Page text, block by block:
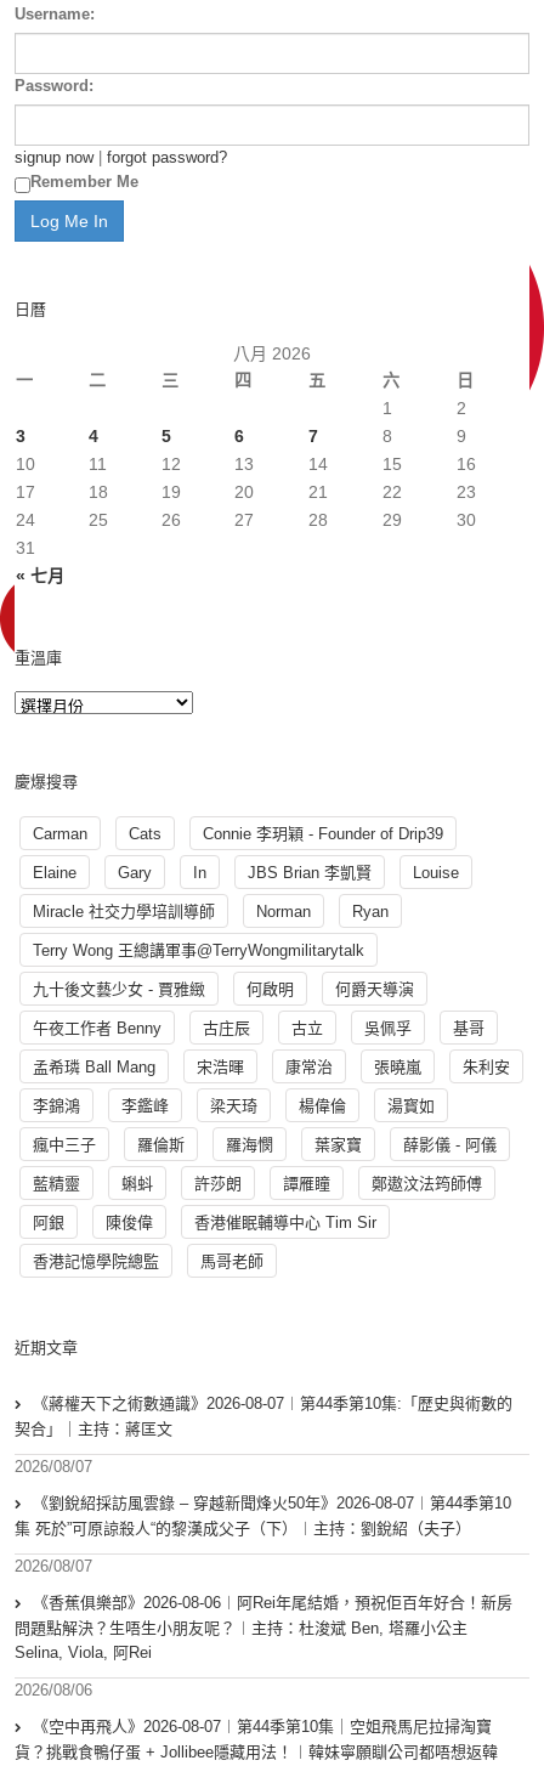
Username:
Password:
signup now| forgot password?
Remember Me
日曆
八月 2026
一
二 三 四 五 六 日
« 七月
1
2
3
4 5 6 7 8
9
10
11 12 13 14 15
16
17
18 19 20 21 22
23
24
25 26 27 28 29
30
31
重溫庫
慶爆搜尋
Carman Cats Connie 李玥穎 - Founder of Drip39
Elaine Gary In JBS Brian 李凱賢 Louise
Miracle 社交力學培訓導師 Norman Ryan
Terry Wong 王總講軍事@TerryWongmilitarytalk
九十後文藝少女 - 賈雅緻 何啟明 何爵天導演
午夜工作者 Benny 古庄辰 古立 吳佩孚 基哥
孟希璘 Ball Mang 宋浩暉 康常治 張曉嵐 朱利安
李錦鴻 李鑑峰 梁天琦 楊偉倫 湯寳如
瘋中三子 羅倫斯 羅海憫 葉家寶 薛影儀 - 阿儀
藍精靈 蝌蚪 許莎朗 譚雁瞳 鄭遨汶法筠師傅
阿銀 陳俊偉 香港催眠輔導中心 Tim Sir
香港記憶學院總監 馬哥老師
近期文章
《蔣權天下之術數通識》2026-08-07︱第44季第10集:「歴史與術數的
契合」｜主持：蔣匡文
2026/08/07
《劉銳紹採訪風雲錄 – 穿越新聞烽火50年》2026-08-07︱第44季第10
集 死於”可原諒殺人“的黎漢成父子（下）︱主持：劉銳紹（夫子）
2026/08/07
《香蕉俱樂部》2026-08-06︱阿Rei年尾結婚，預祝佢百年好合！新房
問題點解決？生唔生小朋友呢？︱主持：杜浚斌 Ben, 塔羅小公主
Selina, Viola, 阿Rei
2026/08/06
《空中再飛人》2026-08-07︱第44季第10集｜空姐飛馬尼拉掃淘寶
貨？挑戰食鴨仔蛋 + Jollibee隱藏用法！︱韓妹寧願瞓公司都唔想返韓